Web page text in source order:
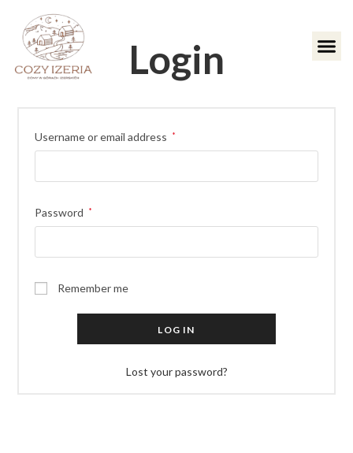
Login
Username or email address *
Password *
Remember me
LOG IN
Lost your password?